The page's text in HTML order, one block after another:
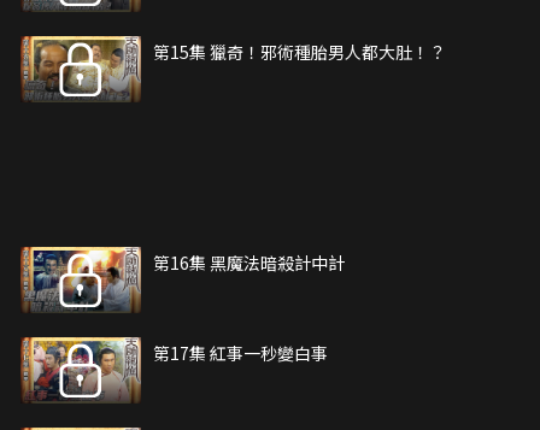
第15集 獵奇！邪術種胎男人都大肚！？
第16集 黑魔法暗殺計中計
第17集 紅事一秒變白事